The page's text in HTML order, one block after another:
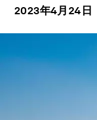
2023年4月24日